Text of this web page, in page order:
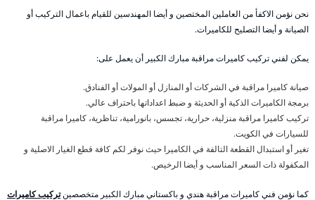
نحن نؤمن الاكفأ من العاملين المختصين و أيضا المهندسين للقيام باعمال التركيب أو
الصيانة و أيضا التصليح للكاميرات.
يمكن لفني تركيب كاميرات مراقبة مبارك الكبير أن يعمل على:
صيانة كاميرا مراقبة في الشركات أو المنازل أو المولات أو الفنادق.
برمجة الكاميرات الذكية أو الحديثة و ضبط اعداداتها باحتراف عالي.
تركيب كاميرا مراقبة منزلية، حرارية، تجسس، بانورامية، تناظرية، كاميرا مراقبة
للسيارات في الكويت.
تغير أو استبدال القطعة التالفة في الكاميرا حيث نوفر لكم كافة قطع الغيار الاصلية و
المكفولة ذات السعر المناسب و أيضا الرخيص.
كما نؤمن فني كاميرات مراقبة هندي و باكستاني مبارك الكبير متخصصينتركيب كاميرات